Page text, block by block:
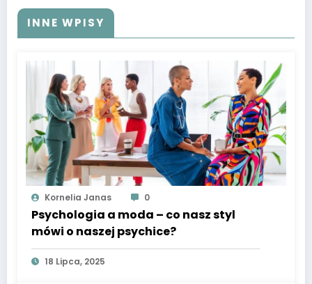
INNE WPISY
Kornelia Janas 0
Psychologia a moda – co nasz styl
mówi o naszej psychice?
18 Lipca, 2025